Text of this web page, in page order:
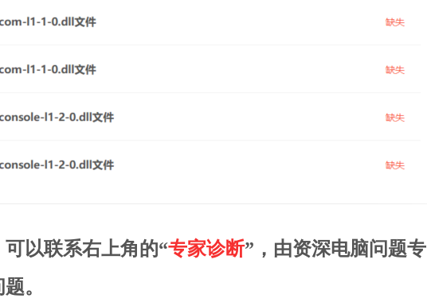
以联系右上角的“专家诊断”，由资深电脑问题专
。